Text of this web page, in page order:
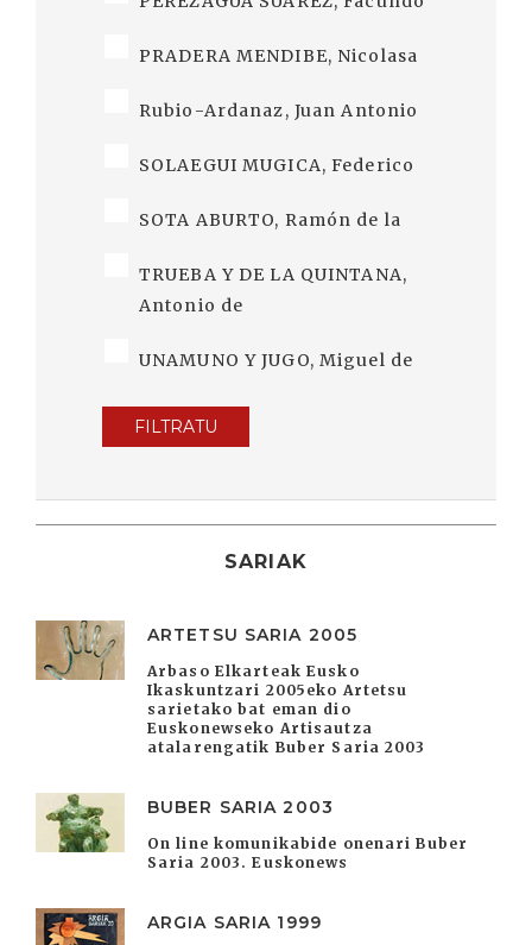
PRADERA MENDIBE, Nicolasa
Rubio-Ardanaz, Juan Antonio
SOLAEGUI MUGICA, Federico
SOTA ABURTO, Ramón de la
TRUEBA Y DE LA QUINTANA,
Antonio de
UNAMUNO Y JUGO, Miguel de
FILTRATU
SARIAK
ARTETSU SARIA 2005
Arbaso Elkarteak Eusko
Ikaskuntzari 2005eko Artetsu
sarietako bat eman dio
Euskonewseko Artisautza
atalarengatik Buber Saria 2003
BUBER SARIA 2003
On line komunikabide onenari Buber
Saria 2003. Euskonews
ARGIA SARIA 1999